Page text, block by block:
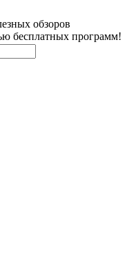
обзоров
бесплатных программ!